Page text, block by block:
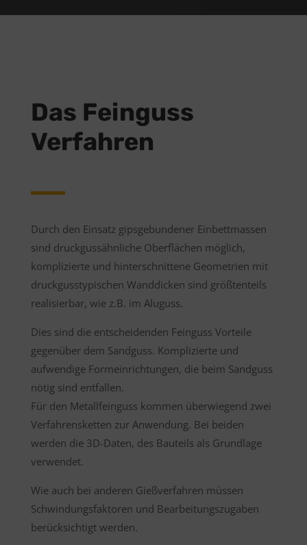
Das Feinguss
Verfahren
Durch den Einsatz gipsgebundener Einbettmassen
sind druckgussähnliche Oberflächen möglich,
komplizierte und hinterschnittene Geometrien mit
druckgusstypischen Wanddicken sind größtenteils
realisierbar, wie z.B. im Aluguss.
Dies sind die entscheidenden Feinguss Vorteile
gegenüber dem Sandguss. Komplizierte und
aufwendige Formeinrichtungen, die beim Sandguss
nötig sind entfallen.
Für den Metallfeinguss kommen überwiegend zwei
Verfahrensketten zur Anwendung. Bei beiden
werden die 3D-Daten, des Bauteils als Grundlage
verwendet.
Wie auch bei anderen Gießverfahren müssen
Schwindungsfaktoren und Bearbeitungszugaben
berücksichtigt werden.